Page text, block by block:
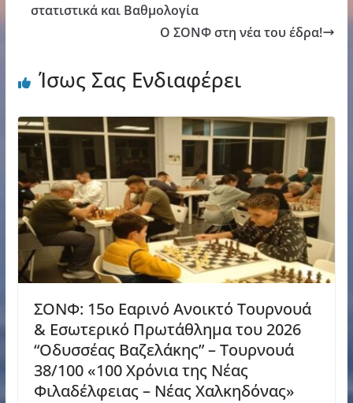
στατιστικά και Βαθμολογία
Ο ΣΟΝΦ στη νέα του έδρα!
Ίσως Σας Ενδιαφέρει
ΣΟΝΦ: 15ο Εαρινό Ανοικτό Τουρνουά
& Εσωτερικό Πρωτάθλημα του 2026
“Οδυσσέας Βαζελάκης” – Τουρνουά
38/100 «100 Χρόνια της Νέας
Φιλαδέλφειας – Νέας Χαλκηδόνας»